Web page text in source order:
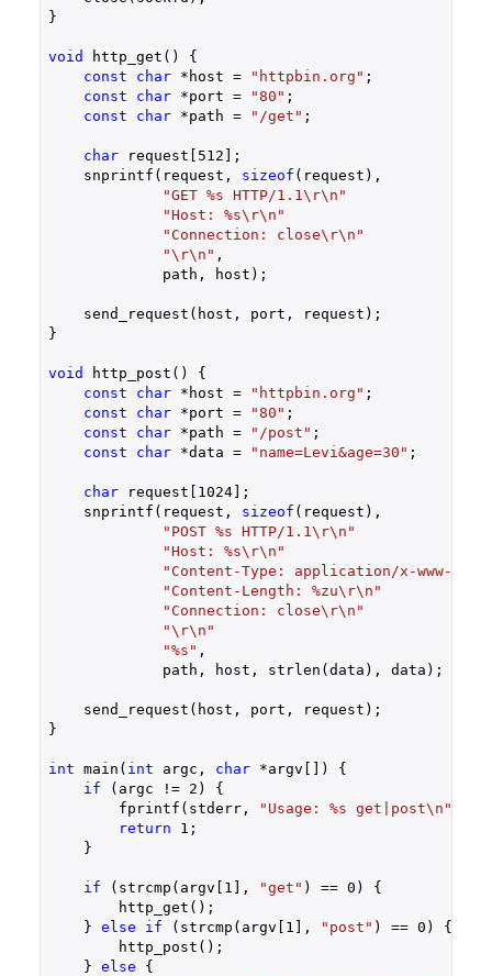
}
void http_get() {
const
char *host = "httpbin.org" ;
const
char *port = "80" ;
const
char *path = "/get" ;
char request[ 512 ];
    snprintf(request,
sizeof (request),
"GET %s HTTP/1.1\r\n"
"Host: %s\r\n"
"Connection: close\r\n"
"\r\n" ,
             path, host);
    send_request(host, port, request);
}
void http_post() {
const
char *host = "httpbin.org" ;
const
char *port = "80" ;
const
char *path = "/post" ;
const
char *data = "name=Levi&age=30" ;
char request[ 1024];
    snprintf(request,
sizeof (request),
"POST %s HTTP/1.1\r\n"
"Host: %s\r\n"
"Content-Type: application/x-www-
"Content-Length: %zu\r\n"
"Connection: close\r\n"
"\r\n"
"%s" ,
             path, host, strlen(data), data);
    send_request(host, port, request);
}
int main( int argc, char *argv[]) {
if (argc != 2 ) {
        fprintf(stderr,
"Usage: %s get|post\n"
return
1 ;
    }
if (strcmp(argv[ 1 ], "get" ) == 0 ) {
        http_get();
    }
else if (strcmp(argv[ 1 ], "post" ) == 0 ) {
        http_post();
    }
else {